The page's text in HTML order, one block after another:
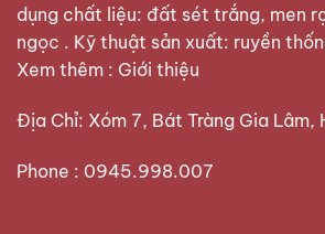
dụng chất liệu: đất sét trắng, men
ngọc . Kỹ thuật sản xuất: ruyền
Xem thêm : Giới thiệu
Địa Chỉ: Xóm 7, Bát Tràng Gia Lâm,
Phone : 0945.998.007